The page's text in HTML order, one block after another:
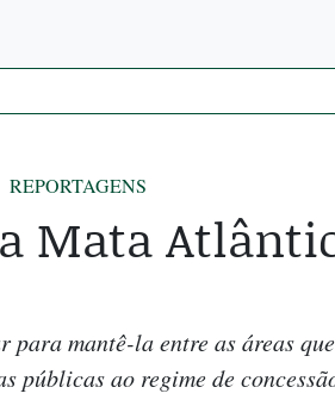
REPORTAGENS
Mata
para mantê-la entre as áreas
públicas ao regime de